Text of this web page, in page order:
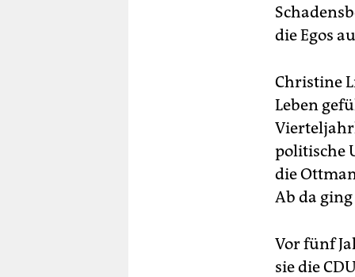
die Egos
Christine
Leben
politische
die
Ab da
Vor fünf
sie die